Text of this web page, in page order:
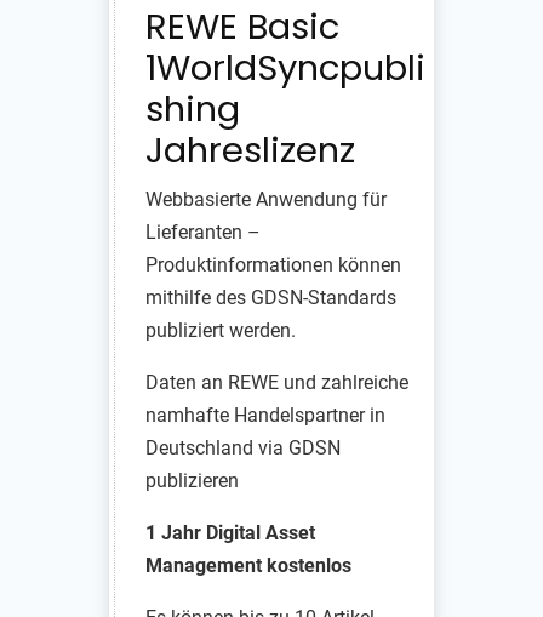
REWE Basic
1WorldSyncpubli
shing
Jahreslizenz
Webbasierte Anwendung für
Lieferanten –
Produktinformationen können
mithilfe des GDSN-Standards
publiziert werden.
Daten an REWE und zahlreiche
namhafte Handelspartner in
Deutschland via GDSN
publizieren
1 Jahr Digital Asset
Management kostenlos